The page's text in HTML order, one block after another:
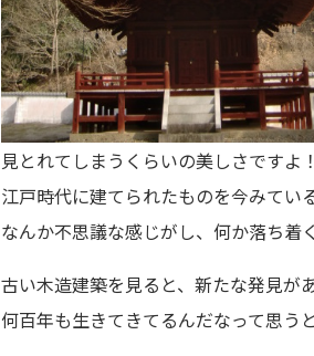
見とれてしまうくらいの美しさですよ！
江戸時代に建てられたものを今みている
なんか不思議な感じがし、何か落ち着
古い木造建築を見ると、新たな発見が
何百年も生きてきてるんだなって思う